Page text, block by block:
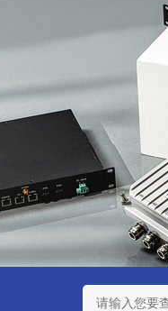
赛思北斗终端压控晶振